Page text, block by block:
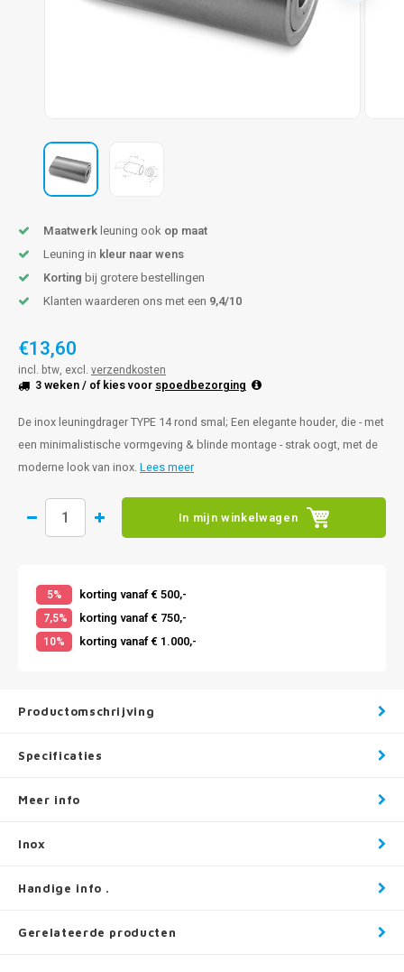
brons
leuningen
Maatwerkleuning ook op maat
Leuning in kleur naar wens
Korting bij grotere bestellingen
Klanten waarderen ons met een 9,4/10
€13,60
incl. btw, excl. verzendkosten
3 weken/ of kies voor spoedbezorging
De inox leuningdrager TYPE 14 rond smal; Een elegante houder, die - met
een minimalistische vormgeving & blinde montage - strak oogt, met de
moderne look van inox. Lees meer
In mijn winkelwagen
5% korting vanaf € 500,-
7,5% korting vanaf € 750,-
10% korting vanaf € 1.000,-
Productomschrijving
Specificaties
Meer info
Inox
Handige info .
Gerelateerde producten